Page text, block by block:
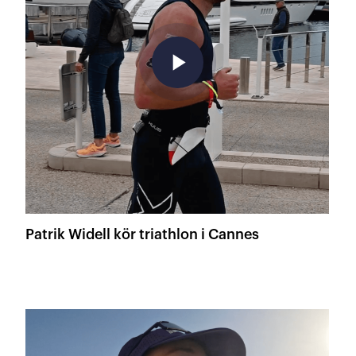
play_arrow
Patrik Widell kör triathlon i Cannes